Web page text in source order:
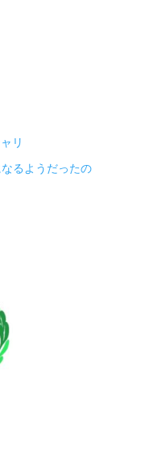
リ
るようだったの